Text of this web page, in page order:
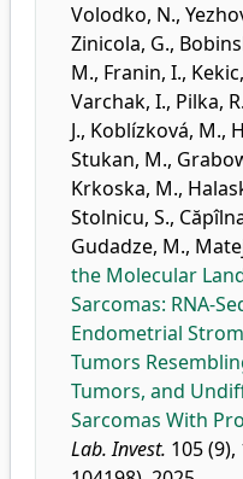
Volodko, N.,
Zinicola, G.,
M., Franin, I.,
Varchak, I., Pilka, R.
J., Koblízková, M.,
Stukan, M.,
Krkoska, M.,
Stolnicu, S.,
Gudadze, M.,
the Molecular
Sarcomas: RNA-
Endometrial
Tumors
Tumors, and
Sarcomas With
Lab. Invest. 105